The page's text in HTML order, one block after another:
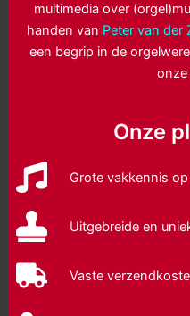
multimedia over
handen van Peter van der
een begrip in de
Onze
Grote vakkennis
Uitgebreide en
Vaste